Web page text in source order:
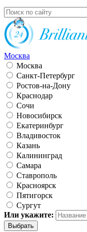
Москва
Москва
Санкт-Петербург
Ростов-на-Дону
Краснодар
Сочи
Новосибирск
Екатеринбург
Владивосток
Казань
Калининград
Самара
Ставрополь
Красноярск
Пятигорск
Сургут
Или укажите: